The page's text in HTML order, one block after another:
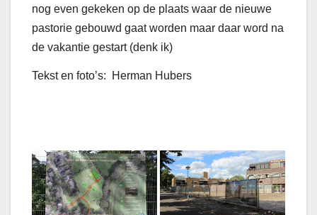
nog even gekeken op de plaats waar de nieuwe
pastorie gebouwd gaat worden maar daar word na
de vakantie gestart (denk ik)
Tekst en foto’s: Herman Hubers